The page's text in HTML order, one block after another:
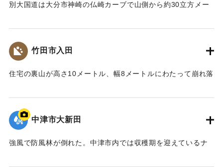
別大国道は大分市神崎の仏崎カーブで山側から約30立方メー
なった。また満潮と重なったため約20センチ冠水しているこ
ともあり、復旧の見通しが立たなかった。写真は田ノ浦地区
の泥をかぶった道路。
【出典：大分合同新聞 1976年9月11日朝刊11面】
竹田市入田
住宅の裏山が高さ10メートル、幅8メートルにわたって崩れ落
ぶし、前の県道に流れ込んだ。住人は仕事に出かけていたた
め無事だった。
【出典：大分合同新聞 1976年9月10日夕刊7面】
中津市大新田
強風で防風林が倒れた。中津市内では収穫期を迎えているナ